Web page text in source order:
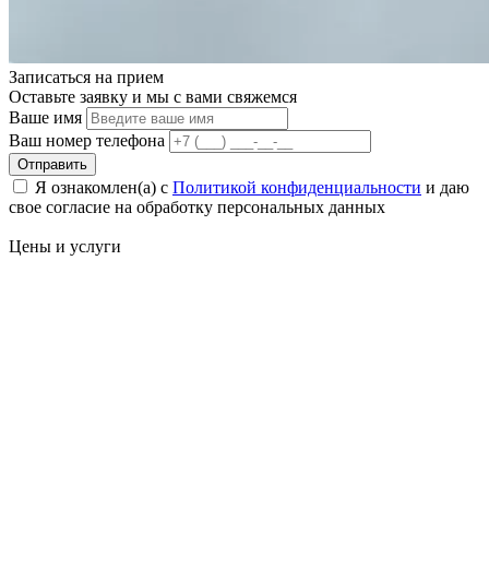
Записаться на прием
Оставьте заявку и мы с вами свяжемся
Ваше имя
Ваш номер телефона
Отправить
Я ознакомлен(а) с Политикой конфиденциальности и даю
свое cогласие на обработку персональных данных
Цены и услуги